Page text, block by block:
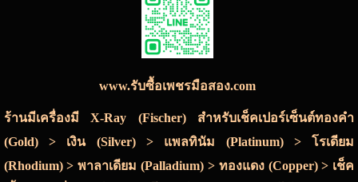
www.รับซื้อเพชรมือสอง.com
ร้านมีเครื่องมี X-Ray (Fischer) สำหรับเช็คเปอร์เซ็นต์ทองคำ
(Gold) > เงิน (Silver) > แพลทินัม (Platinum) > โรเดียม
(Rhodium) > พาลาเดียม (Palladium) > ทองแดง (Copper) > เช็ค